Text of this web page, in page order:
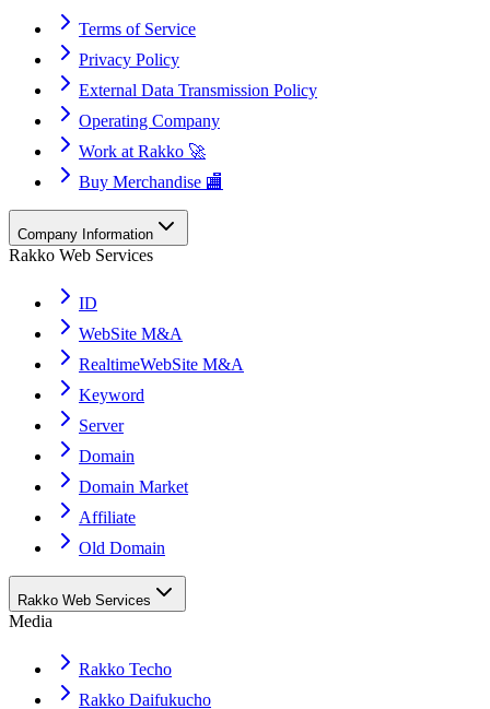
Terms of Service
Privacy Policy
External Data Transmission Policy
Operating Company
Work at Rakko 🚀
Buy Merchandise 🏬
Company Information
Rakko Web Services
ID
WebSite M&A
RealtimeWebSite M&A
Keyword
Server
Domain
Domain Market
Affiliate
Old Domain
Rakko Web Services
Media
Rakko Techo
Rakko Daifukucho